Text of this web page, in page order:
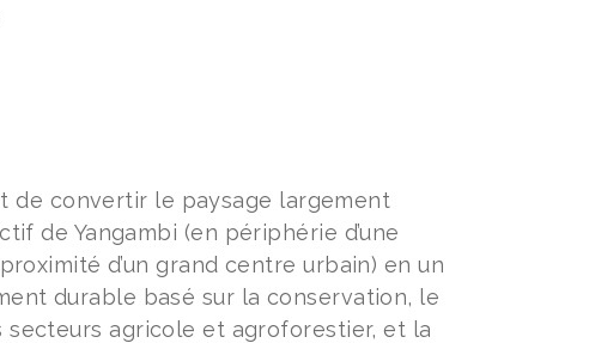
de convertir le paysage largement
de Yangambi (en périphérie d’une
d’un grand centre urbain) en un
durable basé sur la conservation, le
agricole et agroforestier, et la